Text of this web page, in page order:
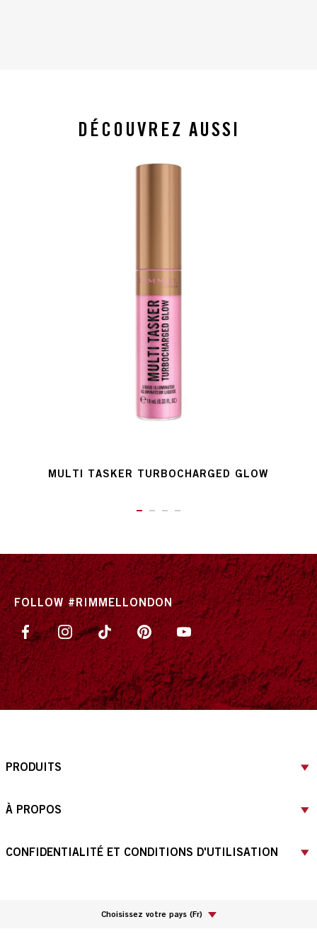
DÉCOUVREZ AUSSI
MULTI TASKER TURBOCHARGED GLOW
FOLLOW #RIMMELLONDON
PRODUITS
À PROPOS
CONFIDENTIALITÉ ET CONDITIONS D'UTILISATION
Choisissez votre pays(Fr)